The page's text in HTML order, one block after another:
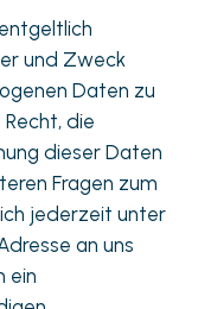
und Zweck
Daten zu
die
dieser Daten
Fragen zum
jederzeit unter
an uns
ein